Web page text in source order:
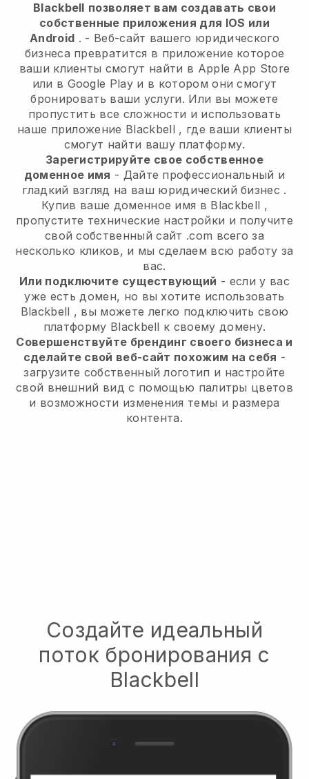
Blackbell позволяет вам создавать свои
собственные приложения для IOS или
Android . - Веб-сайт вашего юридического
бизнеса превратится в приложение которое
ваши клиенты смогут найти в Apple App Store
или в Google Play и в котором они смогут
бронировать ваши услуги. Или вы можете
пропустить все сложности и использовать
наше приложение Blackbell , где ваши клиенты
смогут найти вашу платформу.
Зарегистрируйте свое собственное
доменное имя - Дайте профессиональный и
гладкий взгляд на ваш юридический бизнес .
Купив ваше доменное имя в Blackbell ,
пропустите технические настройки и получите
свой собственный сайт .com всего за
несколько кликов, и мы сделаем всю работу за
вас.
Или подключите существующий - если у вас
уже есть домен, но вы хотите использовать
Blackbell , вы можете легко подключить свою
платформу Blackbell к своему домену.
Совершенствуйте брендинг своего бизнеса и
сделайте свой веб-сайт похожим на себя -
загрузите собственный логотип и настройте
свой внешний вид с помощью палитры цветов
и возможности изменения темы и размера
контента.
Создайте идеальный
поток бронирования с
Blackbell